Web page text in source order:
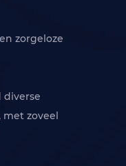
zorgeloze
diverse
met zoveel